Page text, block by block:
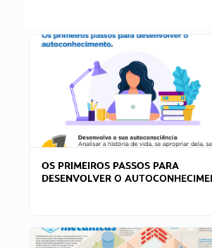
OS PRIMEIROS PASSOS PARA
DESENVOLVER O